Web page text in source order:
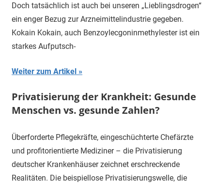
Doch tatsächlich ist auch bei unseren „Lieblingsdrogen“
ein enger Bezug zur Arzneimittelindustrie gegeben.
Kokain Kokain, auch Benzoylecgoninmethylester ist ein
starkes Aufputsch-
Weiter zum Artikel
Privatisierung der Krankheit: Gesunde
Menschen vs. gesunde Zahlen?
Überforderte Pflegekräfte, eingeschüchterte Chefärzte
und profitorientierte Mediziner – die Privatisierung
deutscher Krankenhäuser zeichnet erschreckende
Realitäten. Die beispiellose Privatisierungswelle, die